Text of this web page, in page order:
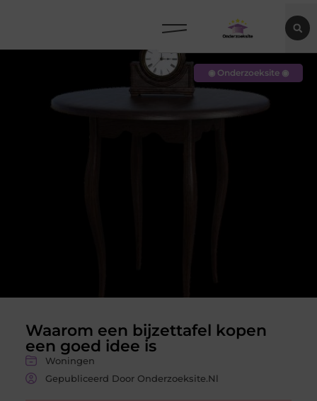
Waarom een bijzettafel kopen
een goed idee is
Woningen
Gepubliceerd Door Onderzoeksite.nl
◉ Onderzoeksite ◉